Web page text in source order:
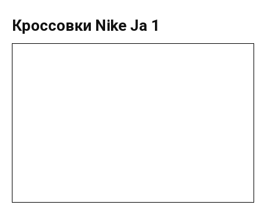
Кроссовки Nike Ja 1